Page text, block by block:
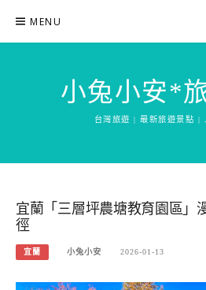
content
MENU
小兔小安*
台灣旅遊 | 最新旅遊景點 |
宜蘭「三層坪農塘教育園區」
徑
宜蘭 小兔小安 2026-01-13